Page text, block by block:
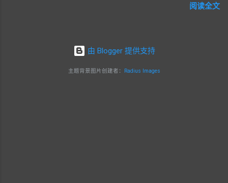
https://blog.csdn.net/weixin_41422027/article/details/1066493
https://ffmpeg.org/ffmpeg-formats.html
https://developer.apple.com/documentation/http_live_streamin
阅读全文
由 Blogger 提供支持
主题背景图片创建者： Radius Images